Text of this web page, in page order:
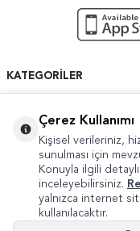
KATEGORILER
HIZLI ERIŞIM
Çerez Kullanımı
Kişisel verileriniz,
sunulması için
Konuyla ilgili
inceleyebilirsiniz.
yalnızca internet
kullanılacaktır.